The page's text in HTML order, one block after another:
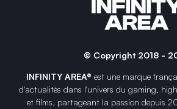
© Copyright 2018 -
INFINITY AREA® est une marque
d'actualités dans l'univers du gaming,
et films, partageant la passion depuis